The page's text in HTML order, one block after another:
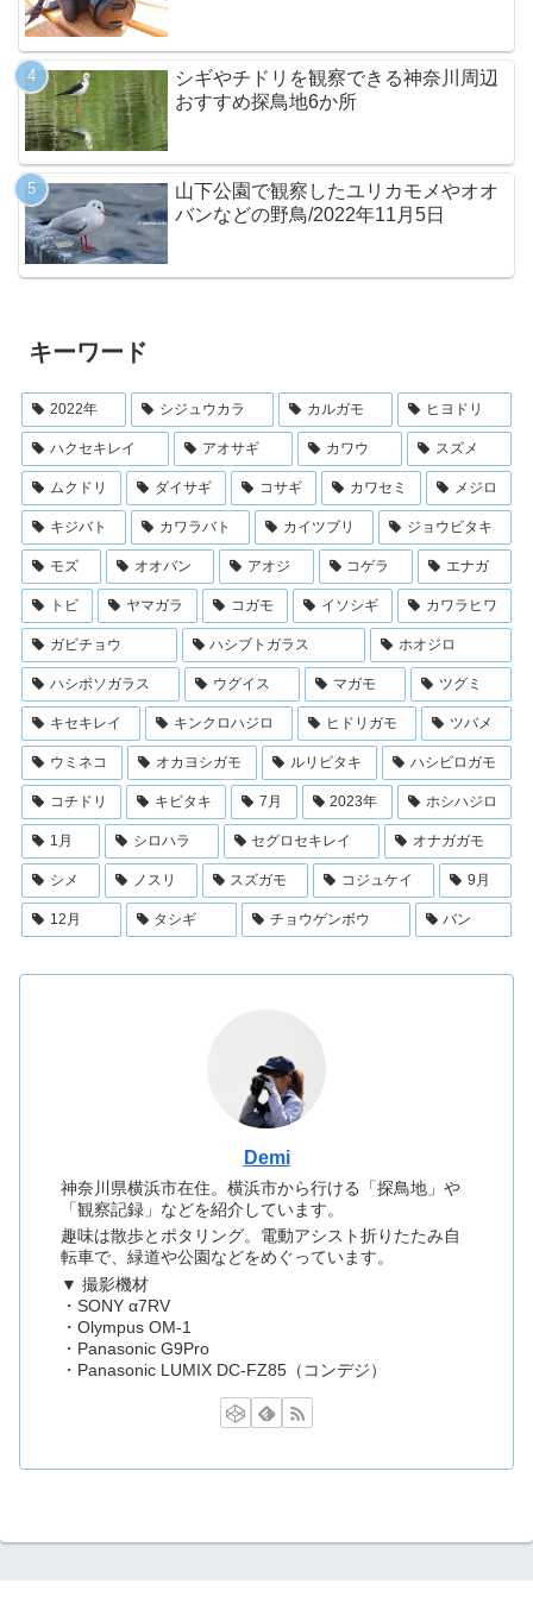
シギやチドリを観察できる神奈川周辺
おすすめ探鳥地6か所
山下公園で観察したユリカモメやオオ
バンなどの野鳥/2022年11月5日
キーワード
2022年 シジュウカラ カルガモ ヒヨドリ
ハクセキレイ アオサギ カワウ スズメ
ムクドリ ダイサギ コサギ カワセミ メジロ
キジバト カワラバト カイツブリ ジョウビタキ
モズ オオバン アオジ コゲラ エナガ
トビ ヤマガラ コガモ イソシギ カワラヒワ
ガビチョウ ハシブトガラス ホオジロ
ハシボソガラス ウグイス マガモ ツグミ
キセキレイ キンクロハジロ ヒドリガモ ツバメ
ウミネコ オカヨシガモ ルリビタキ ハシビロガモ
コチドリ キビタキ 7月 2023年 ホシハジロ
1月 シロハラ セグロセキレイ オナガガモ
シメ ノスリ スズガモ コジュケイ 9月
12月 タシギ チョウゲンボウ バン
Demi
神奈川県横浜市在住。横浜市から行ける「探鳥地」や
「観察記録」などを紹介しています。
趣味は散歩とポタリング。電動アシスト折りたたみ自
転車で、緑道や公園などをめぐっています。
▼ 撮影機材
・SONY α7RV
・Olympus OM-1
・Panasonic G9Pro
・Panasonic LUMIX DC-FZ85（コンデジ）